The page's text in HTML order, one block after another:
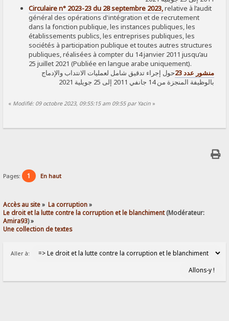
Circulaire n° 2023-23 du 28 septembre 2023,relative à l’audit
général des opérations d'intégration et de recrutement
dans la fonction publique, les instances publiques, les
établissements publics, les entreprises publiques, les
sociétés à participation publique et toutes autres structures
publiques, réalisées à compter du 14 janvier 2011 jusqu’au
25 juillet 2021 (Publiée en langue arabe uniquement).
منشور عدد 23
حول إجراء تدقيق شامل لعمليات الانتداب والإدماج
بالوظيفة المنجزة من 14 جانفي 2011 إلى 25 جويلية 2021
« Modifié: 09 octobre 2023, 09:55:15 am 09:55 par Yacin »
Pages: 1 En haut
Accès au site» La corruption»
Le droit et la lutte contre la corruption et le blanchiment(Modérateur:
Amira93) »
Une collection de textes
Aller à: